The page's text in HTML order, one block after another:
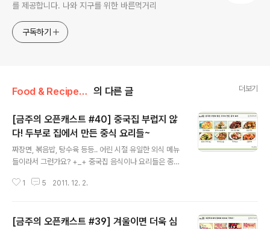
를 제공합니다. 나와 지구를 위한 바른먹거리
구독하기
Food & Recipe/풀무원 오픈캐스트 의 다른 글 더보기
[금주의 오픈캐스트 #40] 중국집 부럽지 않
다! 두부로 집에서 만든 중식 요리들~
짜장면, 볶음밥, 탕수육 등등.. 어린 시절 유일한 외식 메뉴
들이라서 그런가요? +_+ 중국집 음식이나 요리들은 종종,
는 여러가지 정체모를 양념들(?)이 걱정되신다구요? ㅎㅎ
두부"로 만든 중국 음식~ 중국집 배달 음식보다 번거롭고
1 5 2011. 12. 2.
[금주의 오픈캐스트 #39] 겨울이면 더욱 심